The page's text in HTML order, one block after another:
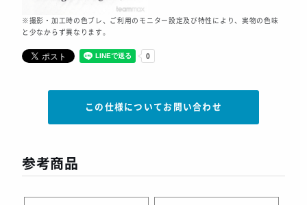
※撮影・加工時の色ブレ、ご利用のモニター設定及び特性により、実物の色味
と少なからず異なります。
この仕様についてお問い合わせ
参考商品